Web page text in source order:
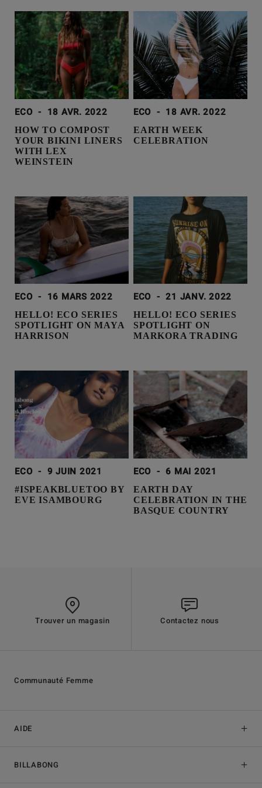
ECO - 18 AVR. 2022
HOW TO COMPOST
YOUR BIKINI LINERS
WITH LEX
WEINSTEIN
ECO - 18 AVR. 2022
EARTH WEEK
CELEBRATION
ECO - 16 MARS 2022
HELLO! ECO SERIES
SPOTLIGHT ON MAYA
HARRISON
ECO - 21 JANV. 2022
HELLO! ECO SERIES
SPOTLIGHT ON
MARKORA TRADING
ECO - 9 JUIN 2021
#ISPEAKBLUETOO BY
EVE ISAMBOURG
ECO - 6 MAI 2021
EARTH DAY
CELEBRATION IN THE
BASQUE COUNTRY
Trouver un magasin Contactez nous
AIDE
BILLABONG
Communauté Femme